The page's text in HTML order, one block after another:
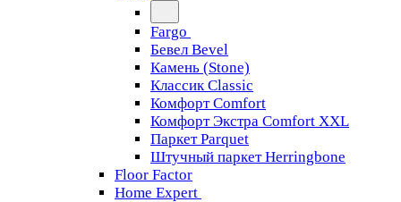
Fargo
Бевел Bevel
Камень (Stone)
Классик Classic
Комфорт Comfort
Комфорт Экстра Comfort XXL
Паркет Parquet
Штучный паркет Herringbone
Floor Factor
Home Expert